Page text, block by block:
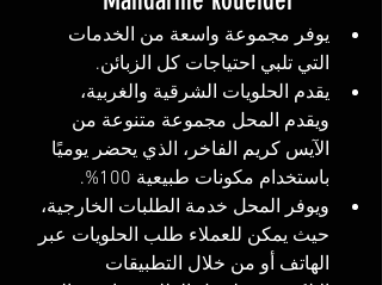
يوفر مجموعة واسعة من الخدمات
التي تلبي احتياجات كل الزبائن.
يقدم الحلويات الشرقية والغربية،
ويقدم المحل مجموعة متنوعة من
الآيس كريم الفاخر، الذي يحضر يوميًا
باستخدام مكونات طبيعية 100%.
ويوفر المحل خدمة الطلبات الخارجية،
حيث يمكن للعملاء طلب الحلويات عبر
الهاتف أو من خلال التطبيقات